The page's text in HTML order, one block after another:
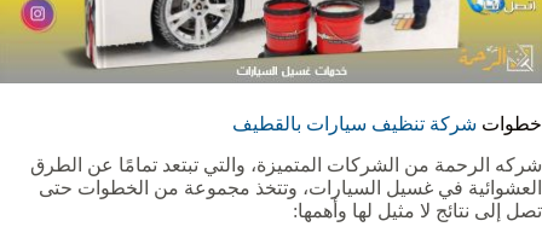
خطوات شركة تنظيف سيارات بالقطيف
شركه الرحمة من الشركات المتميزة، والتي تبتعد تمامًا عن الطرق
العشوائية في غسيل السيارات، وتتخذ مجموعة من الخطوات حتى
تصل إلى نتائج لا مثيل لها وأهمها: